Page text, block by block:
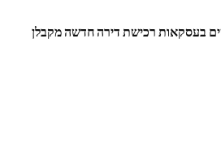
בעסקאות רכישת דירה חדשה מקבלן